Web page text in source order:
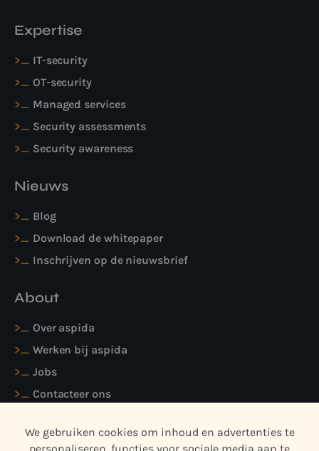
Expertise
IT-security
OT-security
Managed services
Security assessments
Security awareness
Nieuws
Blog
Download de whitepaper
Inschrijven op de nieuwsbrief
About
Over aspida
Werken bij aspida
Jobs
Contacteer ons
We gebruiken cookies om inhoud en advertenties te